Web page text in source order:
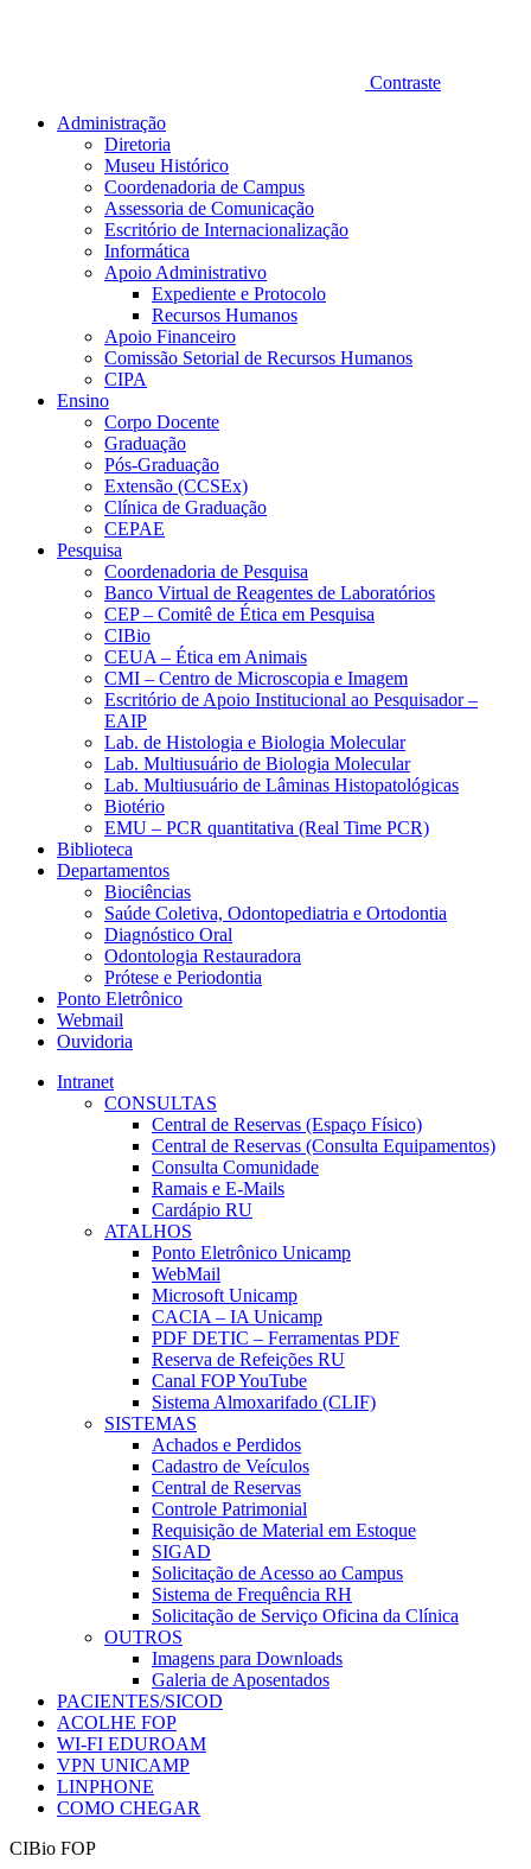
Contraste
Administração
Diretoria
Museu Histórico
Coordenadoria de Campus
Assessoria de Comunicação
Escritório de Internacionalização
Informática
Apoio Administrativo
Expediente e Protocolo
Recursos Humanos
Apoio Financeiro
Comissão Setorial de Recursos Humanos
CIPA
Ensino
Corpo Docente
Graduação
Pós-Graduação
Extensão (CCSEx)
Clínica de Graduação
CEPAE
Pesquisa
Coordenadoria de Pesquisa
Banco Virtual de Reagentes de Laboratórios
CEP – Comitê de Ética em Pesquisa
CIBio
CEUA – Ética em Animais
CMI – Centro de Microscopia e Imagem
Escritório de Apoio Institucional ao Pesquisador –
EAIP
Lab. de Histologia e Biologia Molecular
Lab. Multiusuário de Biologia Molecular
Lab. Multiusuário de Lâminas Histopatológicas
Biotério
EMU – PCR quantitativa (Real Time PCR)
Biblioteca
Departamentos
Biociências
Saúde Coletiva, Odontopediatria e Ortodontia
Diagnóstico Oral
Odontologia Restauradora
Prótese e Periodontia
Ponto Eletrônico
Webmail
Ouvidoria
Intranet
CONSULTAS
Central de Reservas (Espaço Físico)
Central de Reservas (Consulta Equipamentos)
Consulta Comunidade
Ramais e E-Mails
Cardápio RU
ATALHOS
Ponto Eletrônico Unicamp
WebMail
Microsoft Unicamp
CACIA – IA Unicamp
PDF DETIC – Ferramentas PDF
Reserva de Refeições RU
Canal FOP YouTube
Sistema Almoxarifado (CLIF)
SISTEMAS
Achados e Perdidos
Cadastro de Veículos
Central de Reservas
Controle Patrimonial
Requisição de Material em Estoque
SIGAD
Solicitação de Acesso ao Campus
Sistema de Frequência RH
Solicitação de Serviço Oficina da Clínica
OUTROS
Imagens para Downloads
Galeria de Aposentados
PACIENTES/SICOD
ACOLHE FOP
WI-FI EDUROAM
VPN UNICAMP
LINPHONE
COMO CHEGAR
CIBio FOP